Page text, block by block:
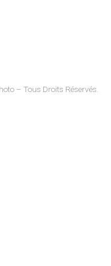
– Tous Droits Réservés.